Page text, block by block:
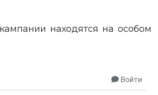
находятся на особом
Войти